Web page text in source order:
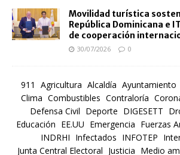
Movilidad turística
República Dominicana e
de cooperación
30/07/2026 0
911 Agricultura Alcaldía Ayuntamiento
Clima Combustibles Contraloría
Defensa Civil Deporte DIGESETT
Educación EE.UU Emergencia Fuerzas
INDRHI Infectados INFOTEP
Junta Central Electoral Justicia Medio